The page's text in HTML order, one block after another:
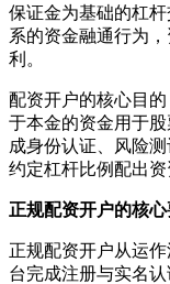
保证金为基础的杠
系的资金融通行为
利。
配资开户的核心目
于本金的资金用于
成身份认证、风险
约定杠杆比例配出资
正规配资开户的核
正规配资开户从运
台完成注册与实名